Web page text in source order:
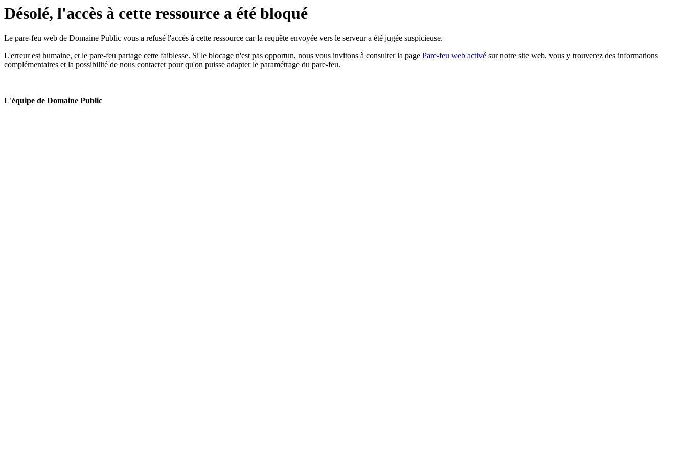
Désolé, l'accès à cette ressource a été bloqué
Le pare-feu web de Domaine Public vous a refusé l'accès à cette ressource car la requête envoyée vers le serveur a été jugée suspicieuse.
L'erreur est humaine, et le pare-feu partage cette faiblesse. Si le blocage n'est pas opportun, nous vous invitons à consulter la page Pare-feu web activé sur notre site web, vous y trouverez des informations
complémentaires et la possibilité de nous contacter pour qu'on puisse adapter le paramétrage du pare-feu.
L'équipe de Domaine Public